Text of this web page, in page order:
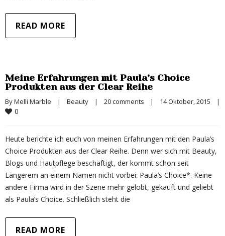
READ MORE
Meine Erfahrungen mit Paula’s Choice
Produkten aus der Clear Reihe
By Melli Marble | Beauty | 20 comments | 14 Oktober, 2015 |
0
Heute berichte ich euch von meinen Erfahrungen mit den Paula’s
Choice Produkten aus der Clear Reihe. Denn wer sich mit Beauty,
Blogs und Hautpflege beschäftigt, der kommt schon seit
Längerem an einem Namen nicht vorbei: Paula’s Choice*. Keine
andere Firma wird in der Szene mehr gelobt, gekauft und geliebt
als Paula’s Choice. Schließlich steht die
READ MORE